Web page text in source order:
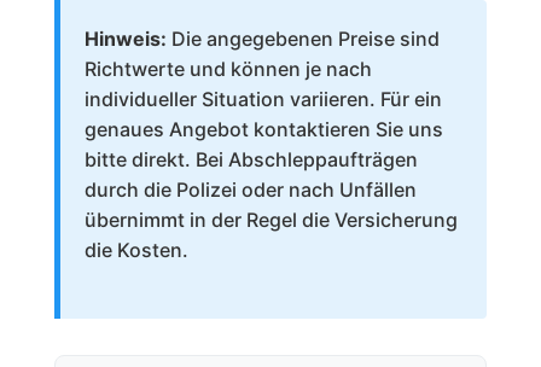
Hinweis: Die angegebenen Preise sind
Richtwerte und können je nach
individueller Situation variieren. Für ein
genaues Angebot kontaktieren Sie uns
bitte direkt. Bei Abschleppaufträgen
durch die Polizei oder nach Unfällen
übernimmt in der Regel die Versicherung
die Kosten.